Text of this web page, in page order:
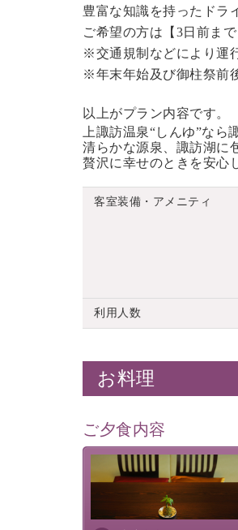
豊富な知識を持ったドラ
ご希望の方は【3日前ま
※交通規制などにより運
※年末年始及び御柱祭前
以上がプラン内容です。
上諏訪温泉“しんゆ”なら
清らかな源泉、諏訪湖に
贅沢に幸せのときを安心
客室装備・アメニティ
利用人数
お料理
ご夕食内容
夕食なしご夕食を追加さ
場合は、二食付きのプラ
お選びくださいませ。